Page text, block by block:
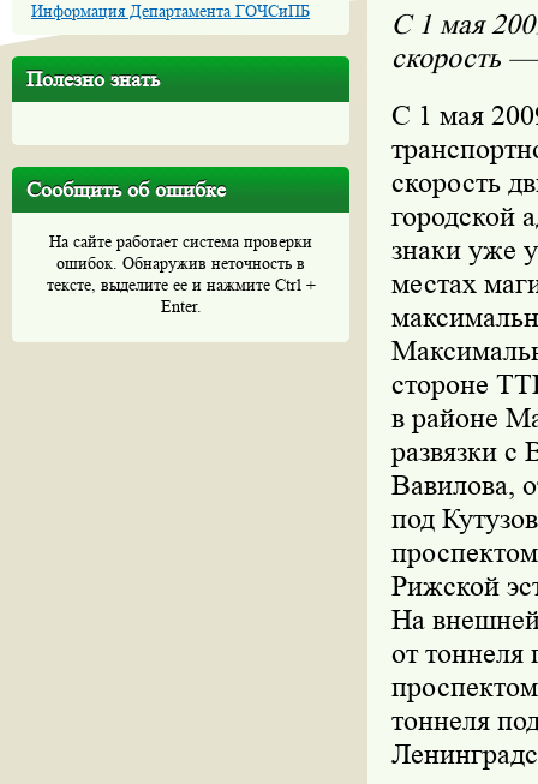
Информация Департамента ГОЧСиПБ
Полезно знать
Сообщить об ошибке
На сайте работает система проверки
ошибок. Обнаружив неточность в
тексте, выделите ее и нажмите Ctrl +
Enter.
C 1 мая
скорость
C 1 мая
скорость
городской
знаки уже
местах
стороне
в районе
развязки с
Вавилова,
под
Рижской
На
от тоннеля
тоннеля